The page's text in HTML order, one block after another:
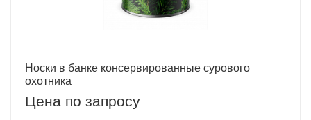
Носки в банке консервированные сурового
охотника
Цена по запросу